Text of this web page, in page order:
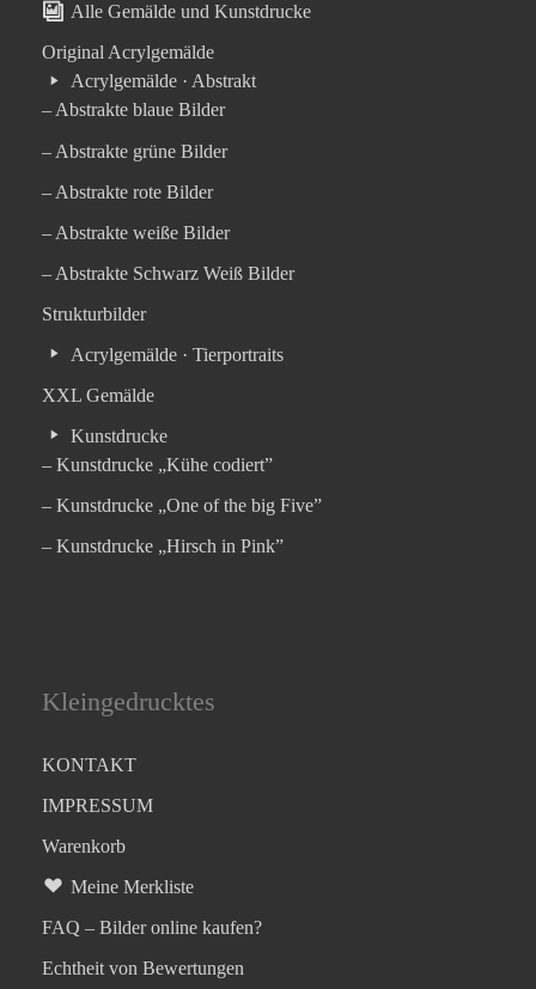
Alle Gemälde und Kunstdrucke
Original Acrylgemälde
Acrylgemälde · Abstrakt
– Abstrakte blaue Bilder
– Abstrakte grüne Bilder
– Abstrakte rote Bilder
– Abstrakte weiße Bilder
– Abstrakte Schwarz Weiß Bilder
Strukturbilder
Acrylgemälde · Tierportraits
XXL Gemälde
Kunstdrucke
– Kunstdrucke „Kühe codiert”
– Kunstdrucke „One of the big Five”
– Kunstdrucke „Hirsch in Pink”
Kleingedrucktes
KONTAKT
IMPRESSUM
Warenkorb
Meine Merkliste
FAQ – Bilder online kaufen?
Echtheit von Bewertungen